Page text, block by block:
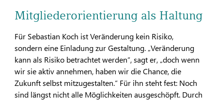
Mitgliederorientierung als Haltung
Für Sebastian Koch ist Veränderung kein Risiko,
sondern eine Einladung zur Gestaltung. „Veränderung
kann als Risiko betrachtet werden“, sagt er, „doch wenn
wir sie aktiv annehmen, haben wir die Chance, die
Zukunft selbst mitzugestalten.“ Für ihn steht fest: Noch
sind längst nicht alle Möglichkeiten ausgeschöpft. Durch